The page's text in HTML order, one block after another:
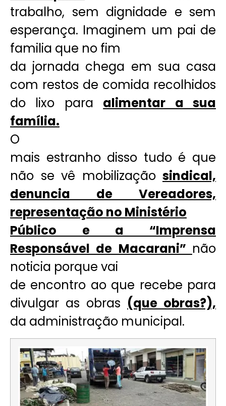
trabalho, sem dignidade e sem
esperança. Imaginem um pai de
familia que no fim
da jornada chega em sua casa
com restos de comida recolhidos
do lixo para alimentar a sua
família.
O
mais estranho disso tudo é que
não se vê mobilização sindical,
denuncia de Vereadores,
representação no Ministério
Público e a “Imprensa
Responsável de Macarani” não
noticia porque vai
de encontro ao que recebe para
divulgar as obras (que obras?),
da administração municipal.